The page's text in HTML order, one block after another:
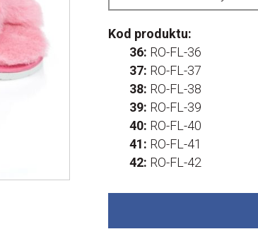
Kod produktu:
36: RO-FL-36
37: RO-FL-37
38: RO-FL-38
39: RO-FL-39
40: RO-FL-40
41: RO-FL-41
42: RO-FL-42